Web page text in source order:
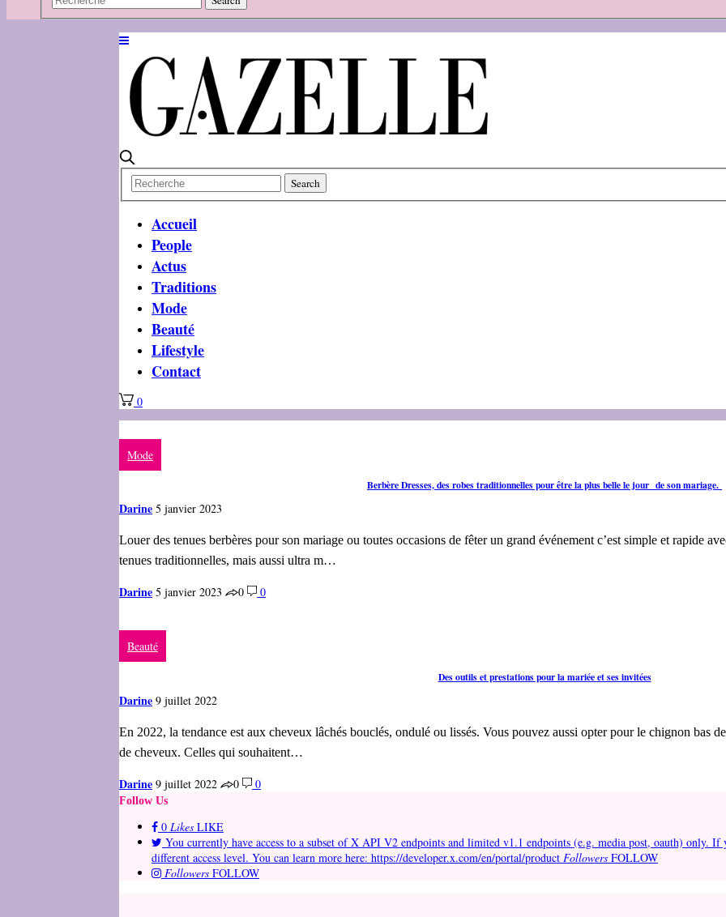
Accueil
People
Actus
Traditions
Mode
Beauté
Lifestyle
Contact
0
Mode
Berbère Dresses, des robes traditionnelles pour être la plus belle le jour de son mariage.
Darine 5 janvier 2023
Louer des tenues berbères pour son mariage ou toutes occasions de fêter un grand événement c’est simple et rapide
tenues traditionnelles, mais aussi ultra m…
Darine 5 janvier 2023 0 0
Beauté
Des outils et prestations pour la mariée et ses invitées
Darine 9 juillet 2022
En 2022, la tendance est aux cheveux lâchés bouclés, ondulé ou lissés. Vous pouvez aussi opter pour le chignon bas
de cheveux. Celles qui souhaitent…
Darine 9 juillet 2022 0 0
Follow Us
0 Likes LIKE
You currently have access to a subset of X API V2 endpoints and limited v1.1 endpoints (e.g. media post, oauth) only. If
different access level. You can learn more here: https://developer.x.com/en/portal/product Followers FOLLOW
Followers FOLLOW